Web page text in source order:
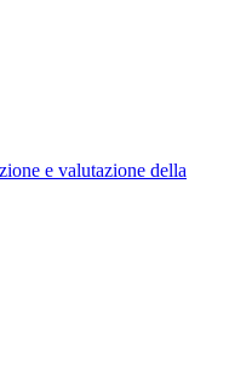
e valutazione della